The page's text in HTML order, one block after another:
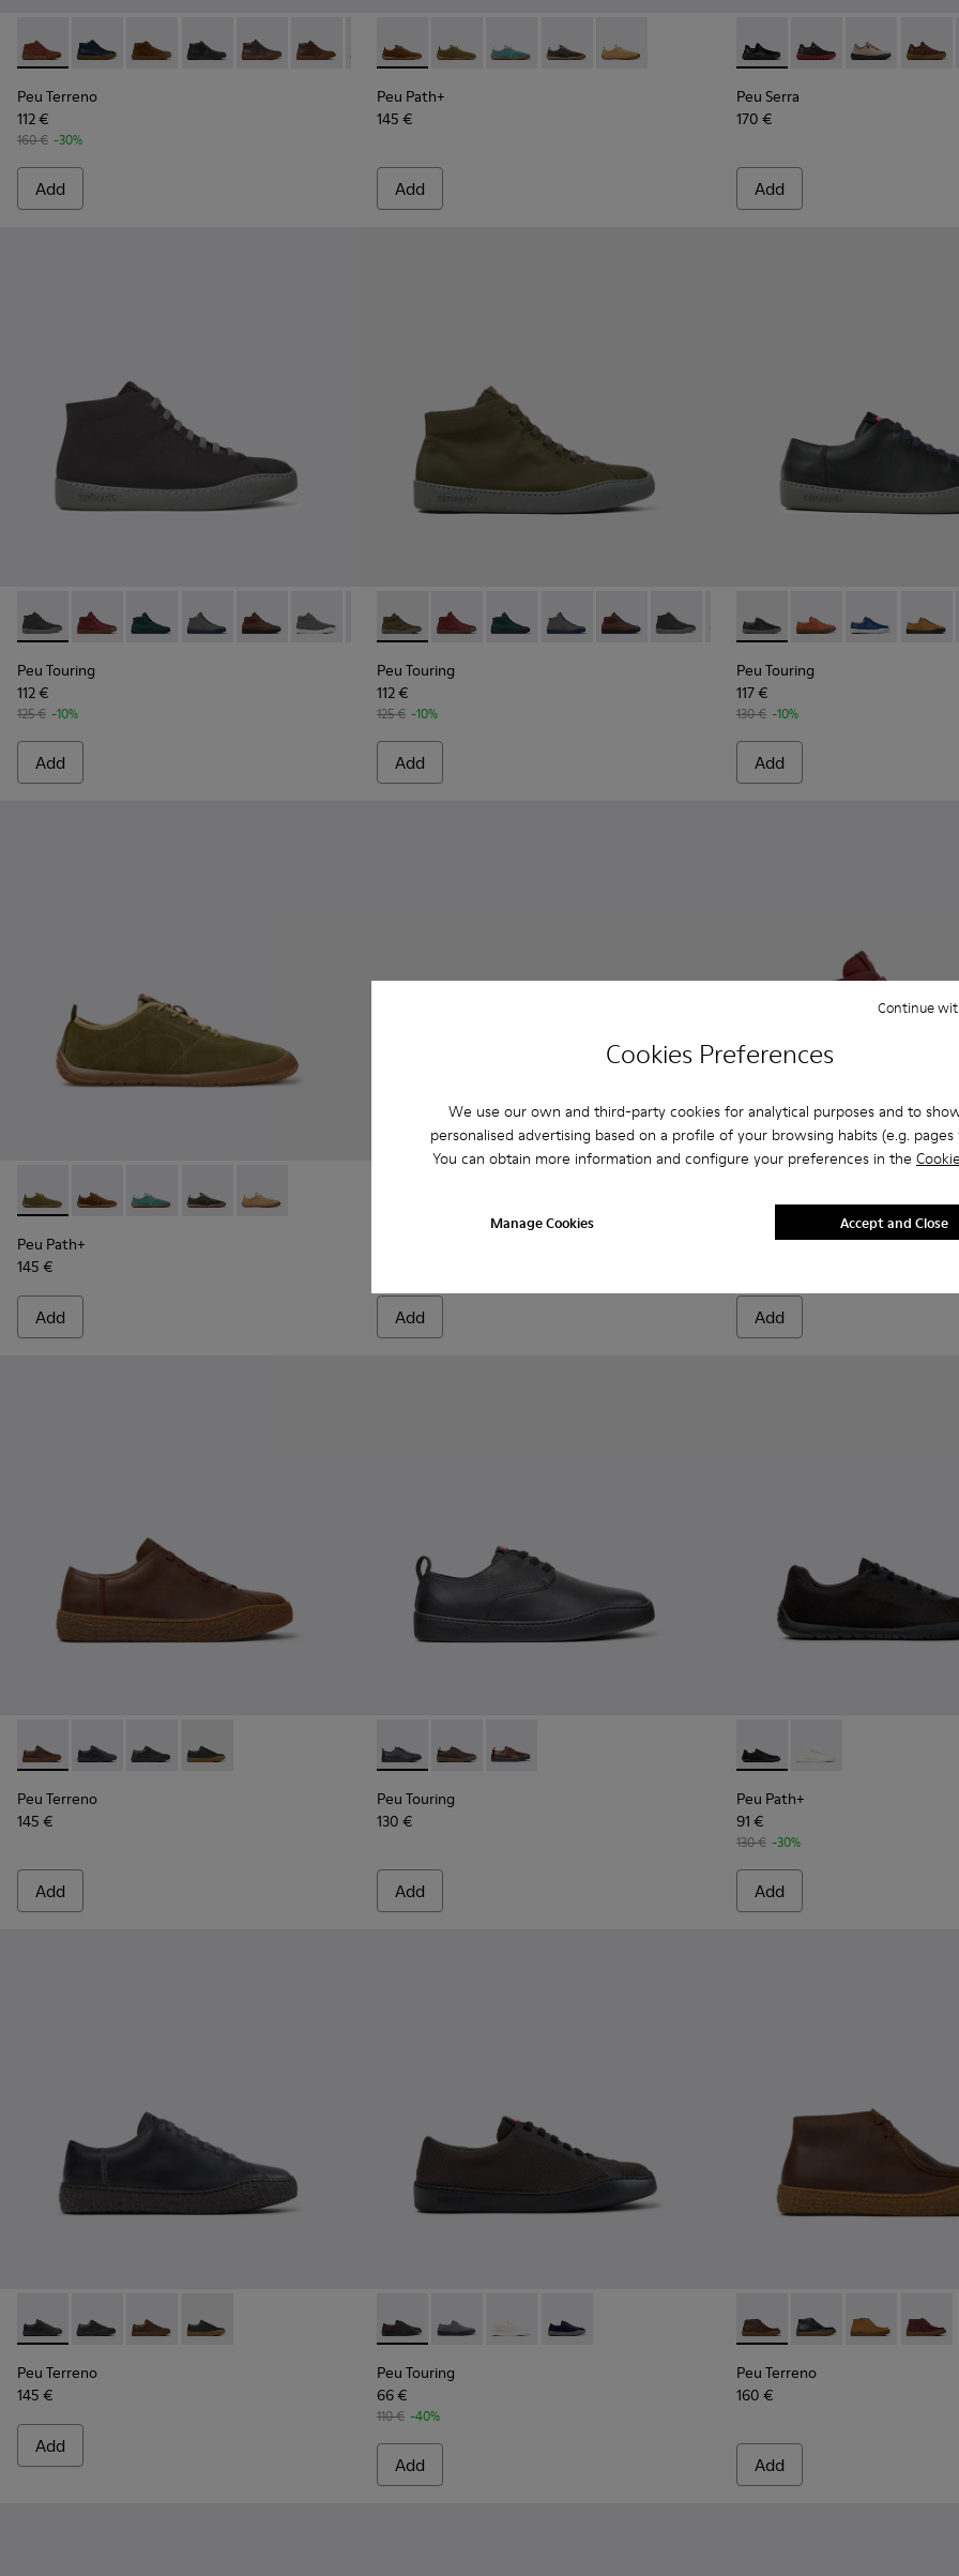
Cookies Preferences
We use our own and third-party cookies for analytical purposes and to
personalised advertising based on a profile of your browsing habits (e.g. pages
You can obtain more information and configure your preferences in the
Manage Cookies
Continue
Accept and Close
Peu Terreno - K300467-014 - Burgundy Suede Ankle Boots for Men.
Peu Terreno - K300467-013
Peu Terreno - K300467-012
Peu Terreno - K300467-009
Peu Terreno - K300467-008
Peu Terreno - K300467-007 - Brown Nubuck Ankle Boots for Men.
Peu Terreno - K300467-006
Peu Terreno - K300467-005
Peu Terreno
112 €
160 € -30%
Add
Peu Path+ - K101118-005 - Brown Suede Sneakers for Men.
Peu Path+ - K101118-006 - Green Suede Sneakers for Men.
Peu Path+ - K101118-003
Peu Path+ - K101118-002
Peu Path+ - K101118-001
Peu Path+
145 €
Add
Peu Serra - K101075-001 -
Peu Serra -Peu Serra -
Peu
Peu Serra
170 €
Add
Peu Touring - K300270-018 - Black Textile Sneakers for Men.
Peu Touring - K300270-035 - Burgundy Textile Sneakers for Men.
Peu Touring - K300270-033
Peu Touring - K300270-032
Peu Touring - K300270-030
Peu Touring - K300270-017
Peu Touring - K300270-016
Peu Touring - K300270-014 - Green Textile Sneakers for Men.
Peu Touring - K300270-008 - Blue Textile Sneakers for Men.
Peu Touring - K300270-006
Peu Touring
112 €
125 € -10%
Add
Peu Touring - K300270-014 - Green Textile Sneakers for Men.
Peu Touring - K300270-035 - Burgundy Textile Sneakers for Men.
Peu Touring - K300270-033
Peu Touring - K300270-032
Peu Touring - K300270-030
Peu Touring - K300270-018 - Black
Peu Touring - K300270-017
Peu Touring - K300270-
Peu Touring -
Peu
Peu Touring
112 €
125 € -10%
Add
Peu Touring - K100479-001
Peu Touring -Peu Touring -
Peu
Peu Touring
117 €
130 € -10%
Add
Peu Path+ - K101118-006 - Green Suede Sneakers for Men.
Peu Path+ - K101118-005 - Brown Suede Sneakers for Men.
Peu Path+ - K101118-003
Peu Path+ - K101118-002
Peu Path+ - K101118-001
Peu Path+
145 €
Add
Peu Serra - K101007-015 - Gray Recycled PET Engineered Materials
Peu Serra - K101007-017 - Burgundy Recycled PET Engineered
Peu Serra - K101007-011 - Beige Recycled PET
Peu Serra - K101007-008
Peu Serra - K101007-007
Peu Serra - K101007-006
Peu Serra - K101007-
Add
Peu Touring - K300270-
Peu Touring -Peu Touring -
Peu
Peu Touring
Add
Peu Terreno - K100927-013 - Brown Nubuck Shoes for Men.
Peu Terreno - K100927-020 - Gray Nubuck Shoes for Men.
Peu Terreno - K100927-018
Peu Terreno - K100927-001
Peu Terreno
145 €
Add
Peu Touring - K100977-004 - Black Leather Sneakers for Men.
Peu Touring - K100977-009 - Brown Leather Sneakers for Men.
Peu Touring - K100977-006
Peu Touring
130 €
Add
Peu Path+ - K101100-002 -
Peu Path+ - K101100-
Peu Path+
91 €
130 € -30%
Add
Peu Terreno - K100927-020 - Gray Nubuck Shoes for Men.
Peu Terreno - K100927-018
Peu Terreno - K100927-013 - Brown Nubuck Shoes for Men.
Peu Terreno - K100927-001
Peu Terreno
145 €
Add
Peu Touring - K101082-004 - Gray Recycled Engineered Materials Sneakers
Peu Touring - K101082-003
Peu Touring - K101082-002
Peu Touring - K101082-001 - Blue Leather and
Peu Touring
66 €
110 € -40%
Add
Peu Terreno - K300530-
Peu Terreno -Peu Terreno -
Peu
Peu Terreno
160 €
Add